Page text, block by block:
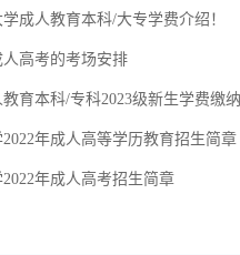
成人教育本科/大专学费介绍！
人高考的考场安排
育本科/专科2023级新生学费缴
年成人高等学历教育招生简章
年成人高考招生简章